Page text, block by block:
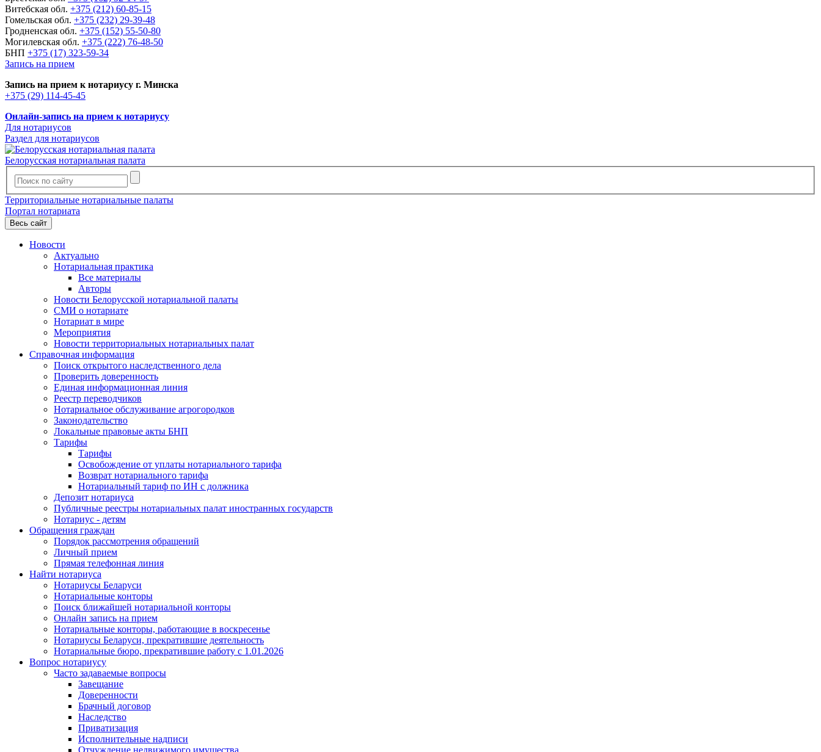
Витебская обл. +375 (212) 60-85-15
Гомельская обл. +375 (232) 29-39-48
Гродненская обл. +375 (152) 55-50-80
Могилевская обл. +375 (222) 76-48-50
БНП +375 (17) 323-59-34
Запись на прием
Запись на прием к нотариусу г. Минска
+375 (29) 114-45-45
Онлайн-запись на прием к нотариусу
Для нотариусов
Раздел для нотариусов
Белорусская нотариальная палата
Территориальные нотариальные палаты
Портал нотариата
Весь сайт
Новости
Актуально
Нотариальная практика
Все материалы
Авторы
Новости Белорусской нотариальной палаты
СМИ о нотариате
Нотариат в мире
Мероприятия
Новости территориальных нотариальных палат
Справочная информация
Поиск открытого наследственного дела
Проверить доверенность
Единая информационная линия
Реестр переводчиков
Нотариальное обслуживание агрогородков
Законодательство
Локальные правовые акты БНП
Тарифы
Тарифы
Освобождение от уплаты нотариального тарифа
Возврат нотариального тарифа
Нотариальный тариф по ИН с должника
Депозит нотариуса
Публичные реестры нотариальных палат иностранных государств
Нотариус - детям
Обращения граждан
Порядок рассмотрения обращений
Личный прием
Прямая телефонная линия
Найти нотариуса
Нотариусы Беларуси
Нотариальные конторы
Поиск ближайшей нотариальной конторы
Онлайн запись на прием
Нотариальные конторы, работающие в воскресенье
Нотариусы Беларуси, прекратившие деятельность
Нотариальные бюро, прекратившие работу с 1.01.2026
Вопрос нотариусу
Часто задаваемые вопросы
Завещание
Доверенности
Брачный договор
Наследство
Приватизация
Исполнительные надписи
Отчуждение недвижимого имущества